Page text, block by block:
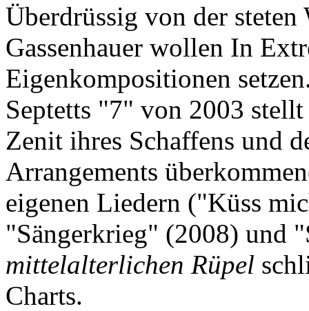
Überdrüssig von der
Gassenhauer wollen In
Eigenkompositionen
Septetts "7" von 2003
Zenit ihres Schaffens und
Arrangements
eigenen Liedern ("Küss
"Sängerkrieg" (2008) und
mittelalterlichen Rüpel
Charts.